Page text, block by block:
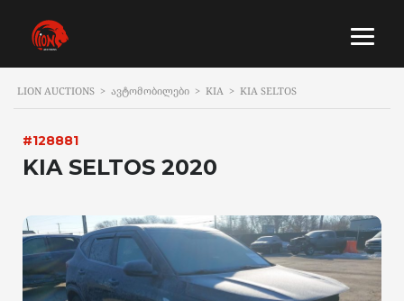
LION AUCTIONS > ᲐᲕᲢᲝᲛᲝᲑᲘᲚᲔᲑᲘ > KIA > KIA SELTOS
#128881
KIA SELTOS 2020